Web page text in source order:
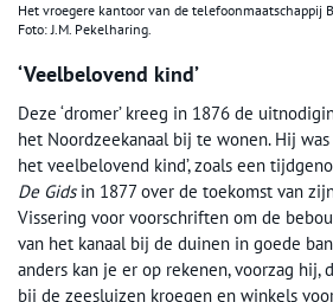
Het vroegere kantoor van de telefoonmaatschappij
Foto: J.M. Pekelharing.
‘Veelbelovend kind’
Deze ‘dromer’ kreeg in 1876 de
het Noordzeekanaal bij te wonen. Hij was
het veelbelovend kind’, zoals een
De Gids in 1877 over de toekomst van
Vissering voor voorschriften om de
van het kanaal bij de duinen in goede
anders kan je er op rekenen, voorzag hij,
bij de zeesluizen kroegen en winkels